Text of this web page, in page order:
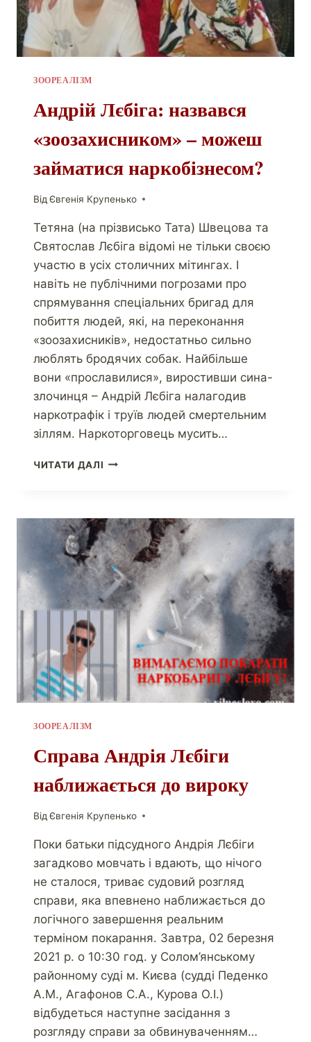
ЗООРЕАЛІЗМ
Андрій Лєбіга: назвався
«зоозахисником» – можеш
займатися наркобізнесом?
Від Євгенія Крупенько
Тетяна (на прізвисько Тата) Швецова та
Святослав Лєбіга відомі не тільки своєю
участю в усіх столичних мітингах. І
навіть не публічними погрозами про
спрямування спеціальних бригад для
побиття людей, які, на переконання
«зоозахисників», недостатньо сильно
люблять бродячих собак. Найбільше
вони «прославилися», виростивши сина-
злочинця – Андрій Лєбіга налагодив
наркотрафік і труїв людей смертельним
зіллям. Наркоторговець мусить…
ЧИТАТИ ДАЛІ
ЗООРЕАЛІЗМ
Справа Андрія Лєбіги
наближається до вироку
Від Євгенія Крупенько
Поки батьки підсудного Андрія Лєбіги
загадково мовчать і вдають, що нічого
не сталося, триває судовий розгляд
справи, яка впевнено наближається до
логічного завершення реальним
терміном покарання. Завтра, 02 березня
2021 р. о 10:30 год. у Солом’янському
районному суді м. Києва (судді Педенко
А.М., Агафонов С.А., Курова О.І.)
відбудеться наступне засідання з
розгляду справи за обвинуваченням…